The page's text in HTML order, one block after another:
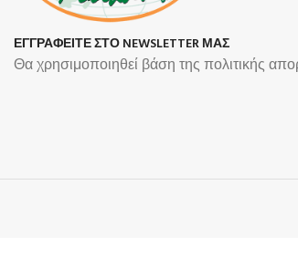
ΕΓΓΡΑΦΕΙΤΕ ΣΤΟ NEWSLETTER ΜΑΣ
Θα χρησιμοποιηθεί βάση της πολιτικής